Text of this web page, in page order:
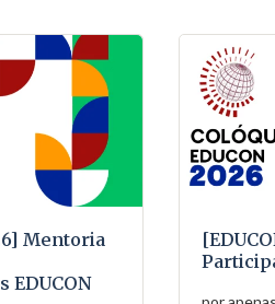
Mentoria
EDUCON